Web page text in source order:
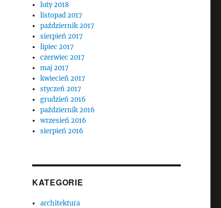
luty 2018
listopad 2017
październik 2017
sierpień 2017
lipiec 2017
czerwiec 2017
maj 2017
kwiecień 2017
styczeń 2017
grudzień 2016
październik 2016
wrzesień 2016
sierpień 2016
KATEGORIE
architektura